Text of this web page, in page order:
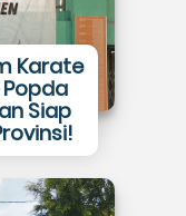
Karate
Popda
Siap